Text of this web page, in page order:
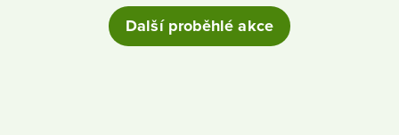
Další proběhlé akce